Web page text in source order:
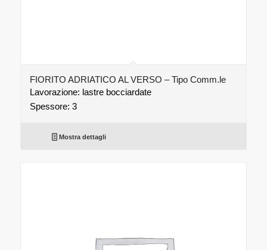
FIORITO ADRIATICO AL VERSO – Tipo Comm.le
Lavorazione: lastre bocciardate
Spessore: 3
Mostra dettagli